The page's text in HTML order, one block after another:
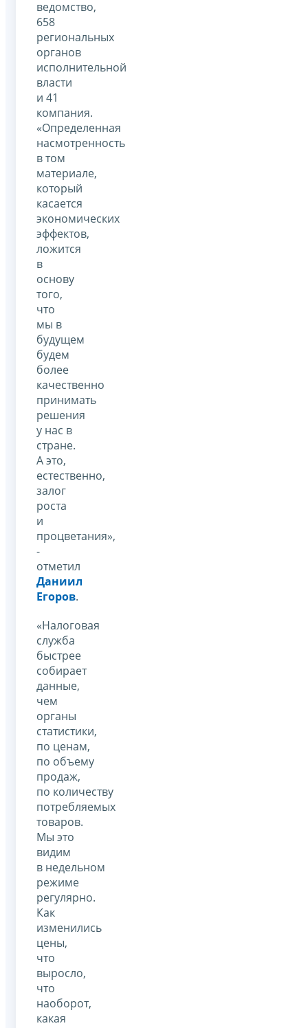
ведомство,
658
региональных
органов
исполнительной
власти
и 41
компания.
«Определенная
насмотренность
в том
материале,
который
касается
экономических
эффектов,
ложится
в
основу
того,
что
мы в
будущем
будем
более
качественно
принимать
решения
у нас в
стране.
А это,
естественно,
залог
роста
и
процветания»,
-
отметил
Даниил
Егоров.
«Налоговая
служба
быстрее
собирает
данные,
чем
органы
статистики,
по ценам,
по объему
продаж,
по количеству
потребляемых
товаров.
Мы это
видим
в недельном
режиме
регулярно.
Как
изменились
цены,
что
выросло,
что
наоборот,
какая